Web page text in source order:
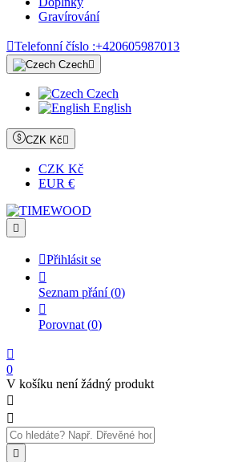
Gravírování
Telefonní číslo :+420605987013
Czech
Czech
English
CZK Kč
CZK Kč
EUR €

Přihlásit se

Seznam přání(0)

Porovnat (0)

0
V košíku není žádný produkt


